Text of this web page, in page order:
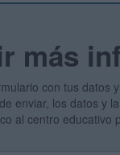
más
con tus datos
enviar, los datos y
al centro educativo